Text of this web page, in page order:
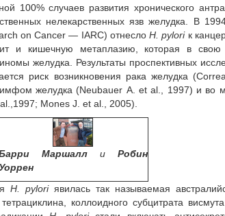
100% случаев развития хронического
нелекарственных язв желудка. В
on Cancer — IARC) отнесло H. pylori к
и кишечную метаплазию, которая в свою
желудка. Результаты проспективных
риск возникновения рака желудка
желудка (Neubauer A. et al., 1997) и во
Mones J. et al., 2005).
Маршалли Робин
H. рylori явилась так называемая
коллоидного субцитрата